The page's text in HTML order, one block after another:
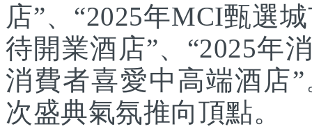
店”、“2025年MCI甄選
待開業酒店”、“2025年
消費者喜愛中高端酒店
次盛典氣氛推向頂點。